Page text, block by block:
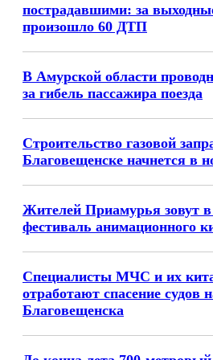
пострадавшими: за
произошло 60 ДТП
В Амурской области
за гибель пассажира поезда
Строительство газовой
Благовещенске начнется в
Жителей Приамурья зовут
фестиваль анимационного
Специалисты МЧС и их
отработают спасение судов
Благовещенска